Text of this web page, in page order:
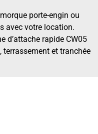
porte-engin ou
avec votre location.
d’attache rapide CW05
terrassement et tranchée